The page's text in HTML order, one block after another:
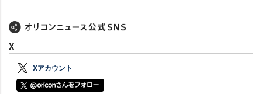
X
Xアカウント